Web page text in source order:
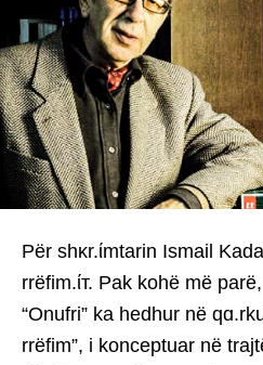
Për shκr.ίmtarin Ismail
rrëfim.ίт. Pak kohë më
“Onufri” ka hedhur në
rrëfim”, i konceptuar në